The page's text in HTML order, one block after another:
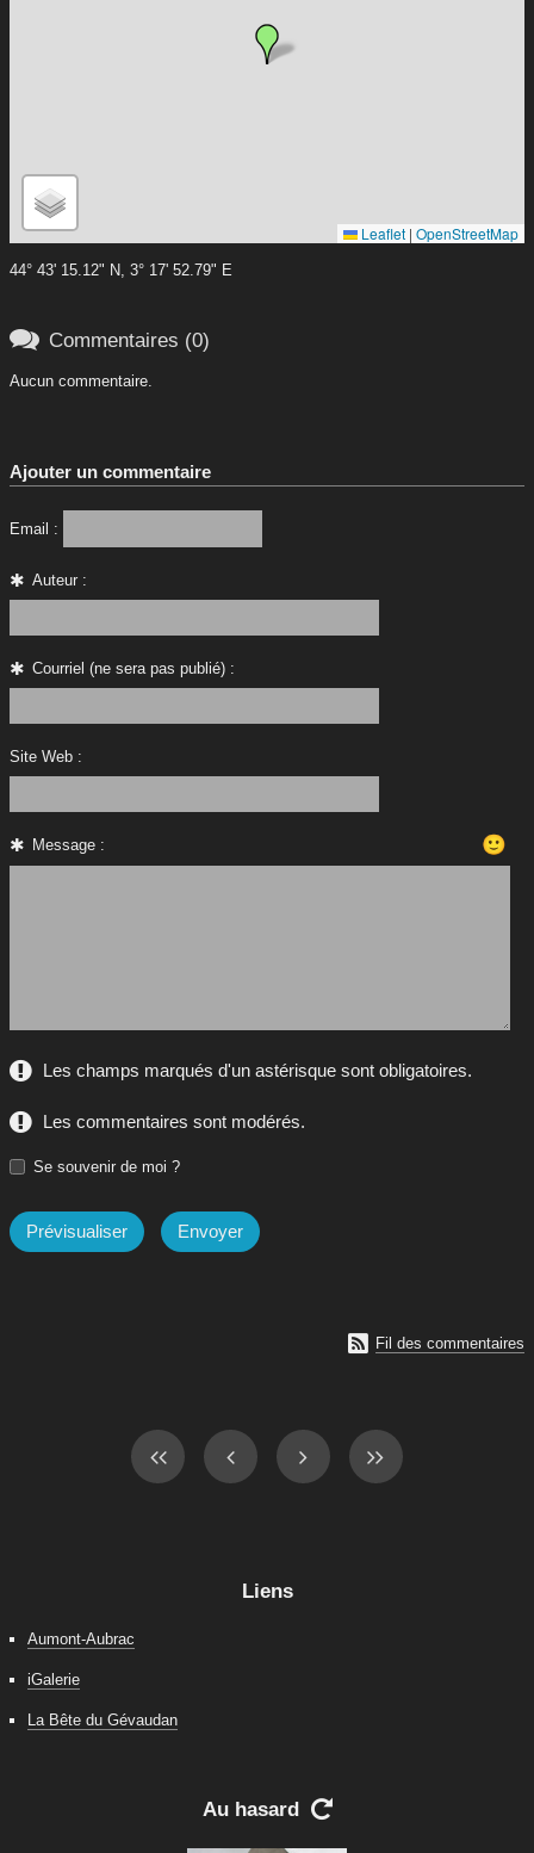
Leaflet | OpenStreetMap
44° 43' 15.12" N, 3° 17' 52.79" E
 Commentaires (0)
Aucun commentaire.
Ajouter un commentaire
Email :
Auteur :
Courriel (ne sera pas publié) :
Site Web :
Message : 🙂
Les champs marqués d'un astérisque sont obligatoires.
Les commentaires sont modérés.
Se souvenir de moi ?
 Fil des commentaires
Liens
Aumont-Aubrac
iGalerie
La Bête du Gévaudan
Au hasard 